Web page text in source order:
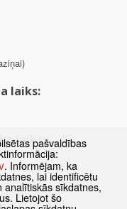
laiks:
laiks:pašvaldības
. Informējam, ka
lai identificētu
analītiskās sīkdatnes,
Lietojot šo